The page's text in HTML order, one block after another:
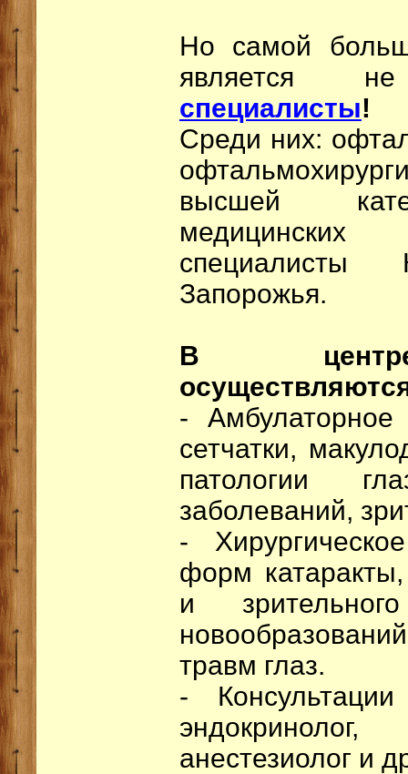
Но самой
является
специалисты!
Среди них:
высшей
Запорожья.
В
- Амбулаторное
сетчатки,
патологии
заболеваний,
-
форм катаракты,
и
травм глаз.
-
анестезиолог и